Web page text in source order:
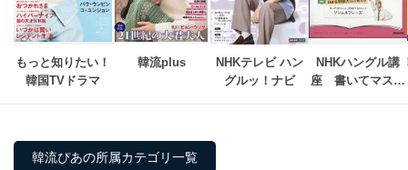
もっと知りたい！
韓国TVドラマ
韓流plus
NHKテレビ ハン
グルッ！ナビ
NHKハングル講
座　書いてマスタ
韓流ぴあの所属カテゴリ一覧